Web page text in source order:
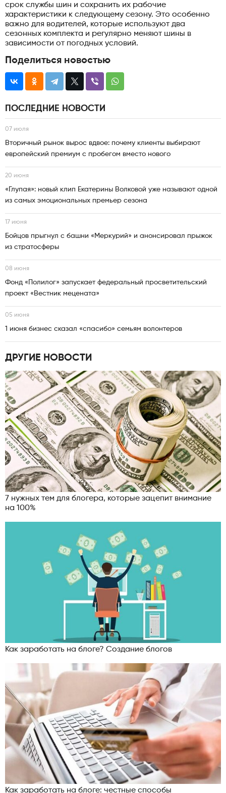
срок службы шин и сохранить их рабочие
характеристики к следующему сезону. Это особенно
важно для водителей, которые используют два
сезонных комплекта и регулярно меняют шины в
зависимости от погодных условий.
Поделиться новостью
ПОСЛЕДНИЕ НОВОСТИ
07 июля
Вторичный рынок вырос вдвое: почему клиенты выбирают
европейский премиум с пробегом вместо нового
20 июня
«Глупая»: новый клип Екатерины Волковой уже называют одной
из самых эмоциональных премьер сезона
17 июня
Бойцов прыгнул с башни «Меркурий» и анонсировал прыжок
из стратосферы
08 июня
Фонд «Полилог» запускает федеральный просветительский
проект «Вестник мецената»
05 июня
1 июня бизнес сказал «спасибо» семьям волонтеров
ДРУГИЕ НОВОСТИ
7 нужных тем для блогера, которые зацепит внимание
на 100%
Как заработать на блоге? Создание блогов
Как заработать на блоге: честные способы